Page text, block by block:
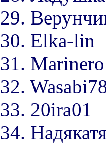
29.
30. Elka-lin
31. Marinero
32.
33. 20ira01
34.